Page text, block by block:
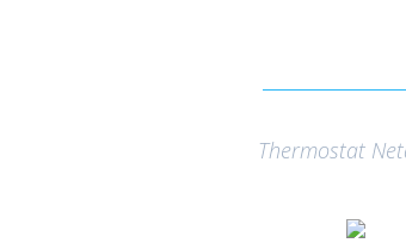
Thermostat